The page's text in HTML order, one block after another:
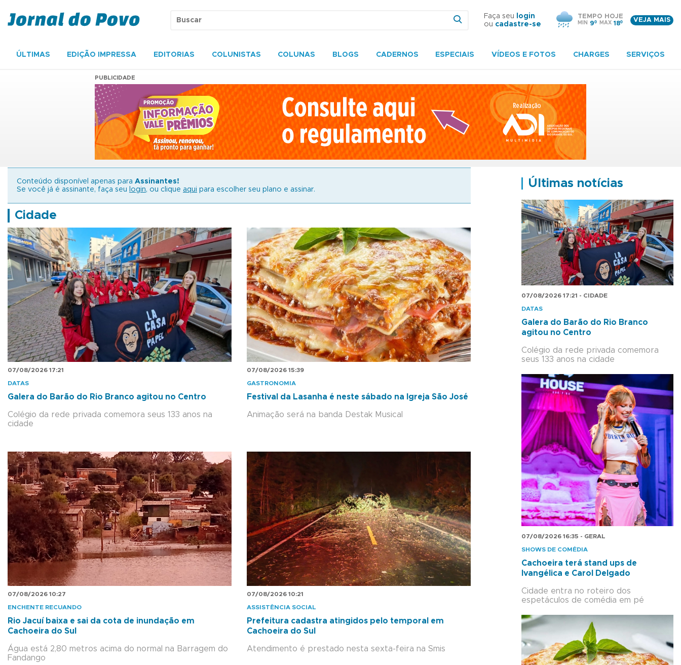
Faça seu
login
ou cadastre-se
TEMPO HOJE
MIN 9º MAX 18º
VEJA MAIS
ÚLTIMAS EDIÇÃO IMPRESSA EDITORIAS COLUNISTAS COLUNAS BLOGS CADERNOS ESPECIAIS VÍDEOS E FOTOS CHARGES SERVIÇOS
PUBLICIDADE
Conteúdo disponível apenas para Assinantes!
Se você já é assinante, faça seu
login, ou clique aqui para escolher seu plano e assinar.
Cidade
07/08/2026 17:21
DATAS
Galera do Barão do Rio Branco agitou no Centro
Colégio da rede privada comemora seus 133 anos na
cidade
07/08/2026 15:39
GASTRONOMIA
Festival da Lasanha é neste sábado na Igreja São José
Animação será na banda Destak Musical
07/08/2026 10:27
ENCHENTE RECUANDO
Rio Jacuí baixa e sai da cota de inundação em
Cachoeira do Sul
Água está 2,80 metros acima do normal na Barragem do
Fandango
07/08/2026 10:21
ASSISTÊNCIA SOCIAL
Prefeitura cadastra atingidos pelo temporal em
Cachoeira do Sul
Atendimento é prestado nesta sexta-feira na Smis
Últimas notícias
07/08/2026 17:21 - CIDADE
DATAS
Galera do Barão do Rio Branco
agitou no Centro
Colégio da rede privada comemora
seus 133 anos na cidade
07/08/2026 16:35 - GERAL
SHOWS DE COMÉDIA
Cachoeira terá stand ups de
Ivangélica e Carol Delgado
Cidade entra no roteiro dos
espetáculos de comédia em pé